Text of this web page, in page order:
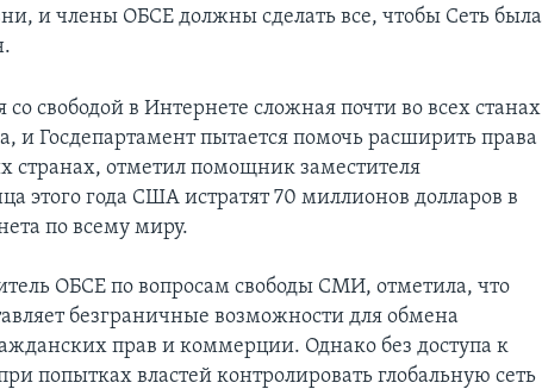
и члены ОБСЕ должны сделать все, чтобы Сеть была
свободой в Интернете сложная почти во всех станах
и Госдепартамент пытается помочь расширить права
странах, отметил помощник заместителя
этого года США истратят 70 миллионов долларов в
по всему миру.
ОБСЕ по вопросам свободы СМИ, отметила, что
безграничные возможности для обмена
прав и коммерции. Однако без доступа к
попытках властей контролировать глобальную сеть